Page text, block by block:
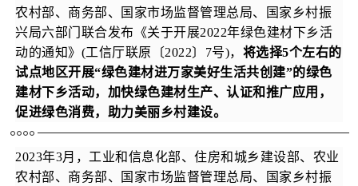
农村部、商务部、国家市场监督管理总局、国家乡村振
兴局六部门联合发布《关于开展2022年绿色建材下乡活
动的通知》(工信厅联原〔2022〕7号)， 将选择5个左右的
试点地区开展“绿色建材进万家美好生活共创建”的绿色
建材下乡活动，加快绿色建材生产、认证和推广应用，
促进绿色消费，助力美丽乡村建设。
2023年3月，工业和信息化部、住房和城乡建设部、农业
农村部、商务部、国家市场监督管理总局、国家乡村振